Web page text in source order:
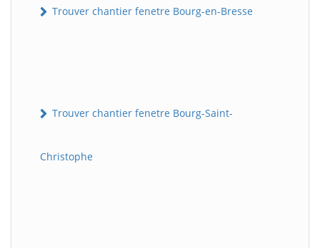
Trouver chantier fenetre Bourg-en-Bresse
Trouver chantier fenetre Bourg-Saint-
Christophe